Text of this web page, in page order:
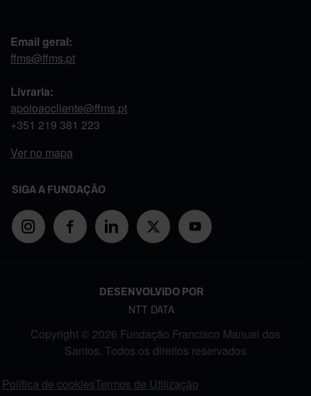
Email geral:
ffms@ffms.pt
Livraria:
apoioaocliente@ffms.pt
+351 219 381 223
Ver no mapa
SIGA A FUNDAÇÃO
DESENVOLVIDO POR
NTT DATA
Copyright © 2026 Fundação Francisco Manuel dos
Santos. Todos os direitos reservados
Política de cookiesTermos de Utilização